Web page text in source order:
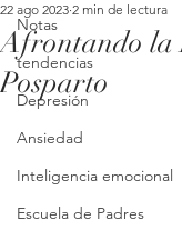
Notas
tendencias
Depresión
Ansiedad
Inteligencia emocional
Escuela de Padres
Afrontando la
Posparto
22 ago 2023 2 min de lectura